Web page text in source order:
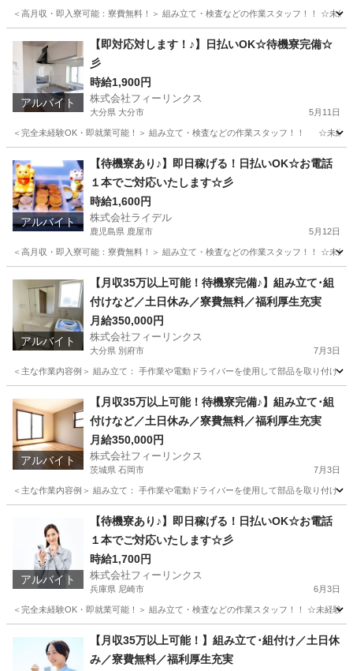
＜高月収・即入寮可能：寮費無料！＞ 組み立て・検査などの作業スタッフ！！
工場 時給
アルバイト
【即対応対します！♪】日払いOK☆待機寮完備☆
彡
時給1,900円
株式会社フィーリンクス
大分県 大分市 5月11日
＜完全未経験OK・即就業可能！＞ 組み立て・検査などの作業スタッフ！！ ☆未
軽作業 時給
アルバイト
【待機寮あり♪】即日稼げる！日払いOK☆お電話
１本でご対応いたします☆彡
時給1,600円
株式会社ライデル
鹿児島県 鹿屋市 5月12日
＜高月収・即入寮可能：寮費無料！＞ 組み立て・検査などの作業スタッフ！！
工場 時給
アルバイト
【月収35万以上可能！待機寮完備♪】組み立て･組
付けなど／土日休み／寮費無料／福利厚生充実
月給350,000円
株式会社フィーリンクス
大分県 別府市 7月3日
＜主な作業内容例＞ 組み立て： 手作業や電動ドライバーを使用して部品を取り付け
工場 電動
アルバイト
【月収35万以上可能！待機寮完備♪】組み立て･組
付けなど／土日休み／寮費無料／福利厚生充実
月給350,000円
株式会社フィーリンクス
茨城県 石岡市 7月3日
＜主な作業内容例＞ 組み立て： 手作業や電動ドライバーを使用して部品を取り付け
工場 電動
アルバイト
【待機寮あり♪】即日稼げる！日払いOK☆お電話
１本でご対応いたします☆彡
時給1,700円
株式会社フィーリンクス
兵庫県 尼崎市 6月3日
＜完全未経験OK・即就業可能！＞ 組み立て・検査などの作業スタッフ！！ ☆未経
工場 時給
【月収35万以上可能！】組み立て･組付け／土日休
み／寮費無料／福利厚生充実